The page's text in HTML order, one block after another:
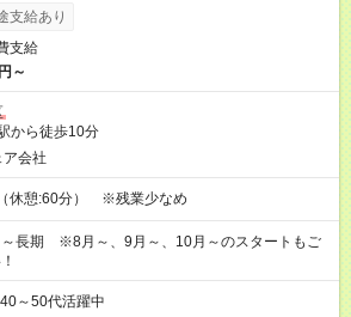
支給あり
支給
～
から徒歩10分
ア会社
休憩:60分） ※残業少なめ
～長期 ※8月～、9月～、10月～のスタートもご
40～50代活躍中